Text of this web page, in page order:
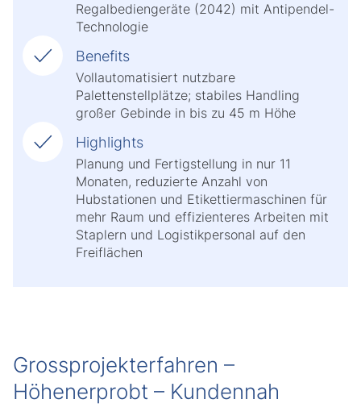
Regalbediengeräte (2042) mit Antipendel-
Technologie
Benefits
Vollautomatisiert nutzbare
Palettenstellplätze; stabiles Handling
großer Gebinde in bis zu 45 m Höhe
Highlights
Planung und Fertigstellung in nur 11
Monaten, reduzierte Anzahl von
Hubstationen und Etikettiermaschinen für
mehr Raum und effizienteres Arbeiten mit
Staplern und Logistikpersonal auf den
Freiflächen
Grossprojekterfahren –
Höhenerprobt – Kundennah